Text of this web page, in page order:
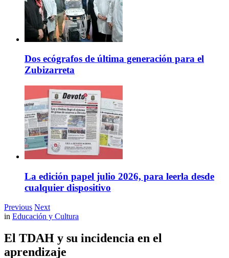
Dos ecógrafos de última generación para el
Zubizarreta
La edición papel julio 2026, para leerla desde
cualquier dispositivo
Previous Next
in Educación y Cultura
El TDAH y su incidencia en el
aprendizaje